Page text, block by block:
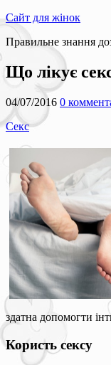
Сайт для жінок
Правильне знання
Що лікує
04/07/2016 0
Секс
здатна допомогти
Користь сексу